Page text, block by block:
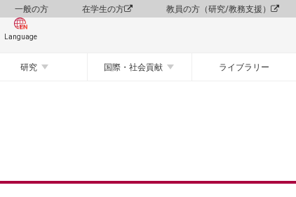
一般の方 在学生の方 教員の方（研究/教務支援）
Language
研究 国際・社会貢献 ライブラリー